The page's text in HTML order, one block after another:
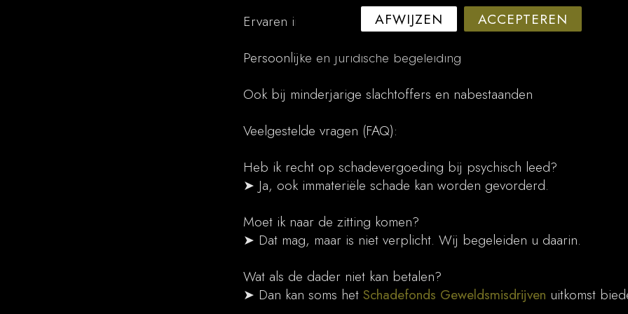
Ervaren in voegingsprocedures en schadevaststelling
Persoonlijke en juridische begeleiding
Ook bij minderjarige slachtoffers en nabestaanden
Veelgestelde vragen (FAQ):
Heb ik recht op schadevergoeding bij psychisch leed?
➤ Ja, ook immateriële schade kan worden gevorderd.
Moet ik naar de zitting komen?
➤ Dat mag, maar is niet verplicht. Wij begeleiden u daarin.
Wat als de dader niet kan betalen?
➤ Dan kan soms het Schadefonds Geweldsmisdrijven uitkomst
AFWIJZEN ACCEPTEREN